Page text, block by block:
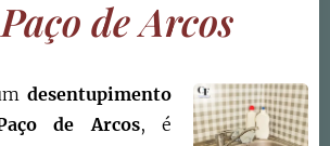
de Arcos
desentupimento
de Arcos, é